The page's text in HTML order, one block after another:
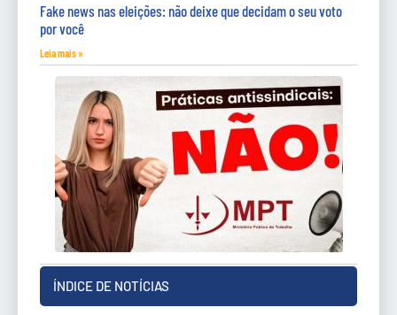
Fake news nas eleições: não deixe que decidam o seu voto
por você
Leia mais »
ÍNDICE DE NOTÍCIAS